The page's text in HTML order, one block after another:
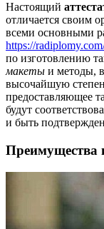
Настоящий
отличается своим
всеми основными
https://
по изготовлению
макеты и методы,
высочайшую
предоставляющее
будут
и быть
Преимущества